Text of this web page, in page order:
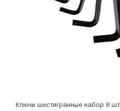
Ключи шестигранные набор 8